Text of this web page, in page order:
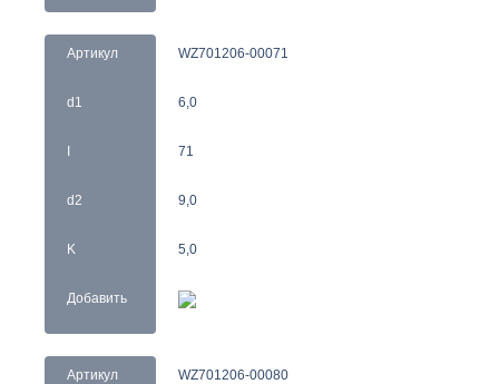
Артикул
d1
I
d2
K
Добавить
WZ701206-00071
6,0
71
9,0
5,0
Артикул WZ701206-00080